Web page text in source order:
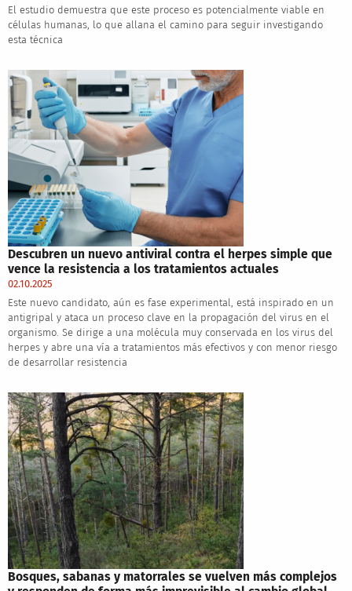
El estudio demuestra que este proceso es potencialmente viable en
células humanas, lo que allana el camino para seguir investigando
esta técnica
Descubren un nuevo antiviral contra el herpes simple que
vence la resistencia a los tratamientos actuales
02.10.2025
Este nuevo candidato, aún es fase experimental, está inspirado en un
antigripal y ataca un proceso clave en la propagación del virus en el
organismo. Se dirige a una molécula muy conservada en los virus del
herpes y abre una vía a tratamientos más efectivos y con menor riesgo
de desarrollar resistencia
Bosques, sabanas y matorrales se vuelven más complejos